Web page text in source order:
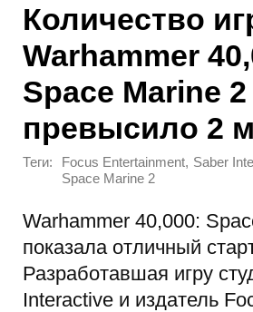
Количество
Warhammer
Space Marine 2
превысило 2
Теги: Focus Entertainment, Saber
Space Marine 2
Warhammer 40,000:
показала отличный
Разработавшая игру
Interactive и издатель